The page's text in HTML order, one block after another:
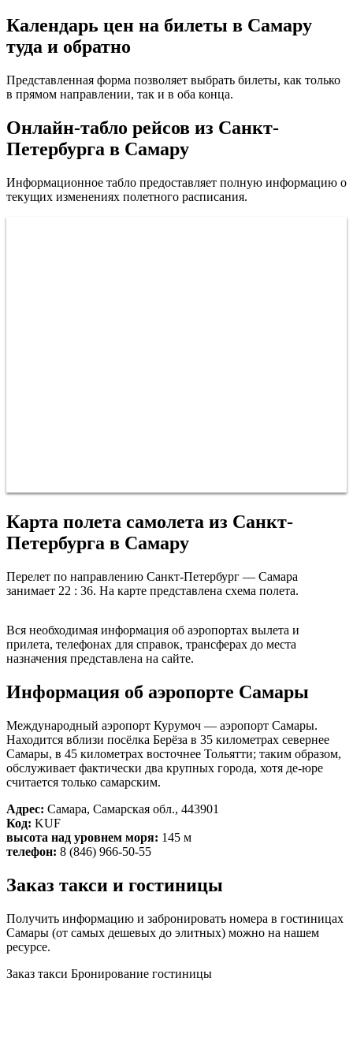
Календарь цен на билеты в Самару
туда и обратно
Представленная форма позволяет выбрать билеты, как только
в прямом направлении, так и в оба конца.
Онлайн-табло рейсов из Санкт-
Петербурга в Самару
Информационное табло предоставляет полную информацию о
текущих изменениях полетного расписания.
Карта полета самолета из Санкт-
Петербурга в Самару
Перелет по направлению Санкт-Петербург — Самара
занимает 22 : 36. На карте представлена схема полета.
Санкт-Петербург
Вся необходимая информация об аэропортах вылета и
прилета, телефонах для справок, трансферах до места
назначения представлена на сайте.
Информация об аэропорте Самары
Международный аэропорт Курумоч — аэропорт Самары.
Находится вблизи посёлка Берёза в 35 километрах севернее
Самары, в 45 километрах восточнее Тольятти; таким образом,
обслуживает фактически два крупных города, хотя де-юре
считается только самарским.
Адрес: Самара, Самарская обл., 443901
Код: KUF
высота над уровнем моря: 145 м
телефон: 8 (846) 966-50-55
Заказ такси и гостиницы
Получить информацию и забронировать номера в гостиницах
Самары (от самых дешевых до элитных) можно на нашем
ресурсе.
Заказ такси Бронирование гостиницы